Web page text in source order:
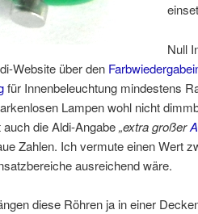
Null
Website über den
für Innenbeleuchtung mindestens
Lampen wohl nicht
die Aldi-Angabe„extra großer
Zahlen. Ich vermute einen Wert
ausreichend wäre.
diese Röhren ja in einer